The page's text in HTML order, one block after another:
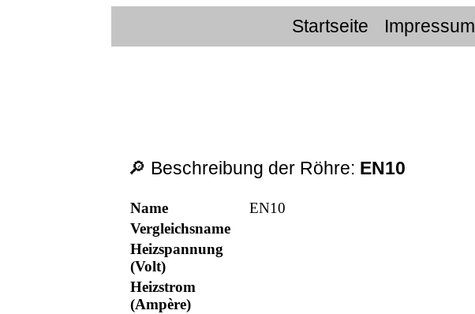
Startseite Impressum
🔎 Beschreibung der Röhre: EN10
Name
EN10
Vergleichsname
Heizspannung
(Volt)
Heizstrom
(Ampère)